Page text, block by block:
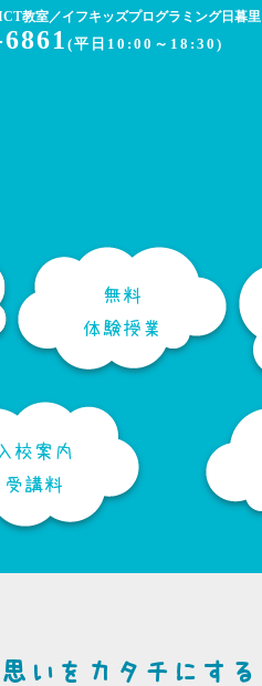
教室／イフキッズプログラミング日暮里
(平日10:00～18:30)
無料
体験授業
入校案内
受講料
いをカタチにする